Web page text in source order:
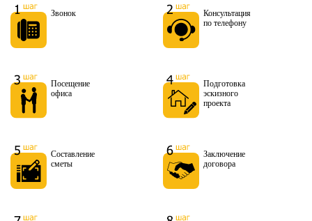
Звонок
Консультация
по телефону
Посещение
офиса
Подготовка
эскизного
проекта
Составление
сметы
Заключение
договора